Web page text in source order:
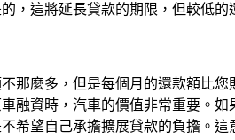
，這將延長貸款的期限，但較低的
那麼多，但是每個月的還款額比
融資時，汽車的價值非常重要。
希望自己承擔擴展貸款的負擔。